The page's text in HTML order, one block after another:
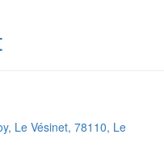
Le Vésinet, 78110, Le